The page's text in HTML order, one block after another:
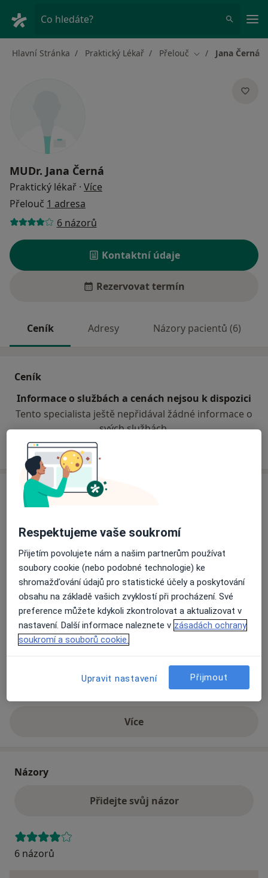
Co hledáte?
Hlavní Stránka Praktický Lékař Přelouč Změna města
Jana Černá
MUDr. Jana Černá
Praktický lékař · Více
Přelouč 1 adresa
6 názorů
Kontaktní údaje
Rezervovat termín
Ceník Adresy Názory pacientů (6)
Ceník
Informace o službách a cenách nejsou k dispozici
Tento specialista ještě nepřidával žádné informace o
svých službách.
Adresa
Hradecká 1383, Přelouč
Přiblížit mapuse otevře v nové záložce
Dostupnost
Na této adrese online kalendář není aktivní
Co mám v takové situaci udělat?
Na teto adrese lékař přijímá pacienty na pojišťovnu
Víceo adrese
Názory
Přidejte svůj názor
6 názorů
Respektujeme vaše soukromí
Přijetím povolujete nám a našim partnerům používat
soubory cookie (nebo podobné technologie) ke
shromažďování údajů pro statistické účely a poskytování
obsahu na základě vašich zvyklostí při procházení. Své
preference můžete kdykoli zkontrolovat a aktualizovat v
nastavení. Další informace naleznete v zásadách ochrany
soukromí a souborů cookie.
Upravit nastavení Přijmout